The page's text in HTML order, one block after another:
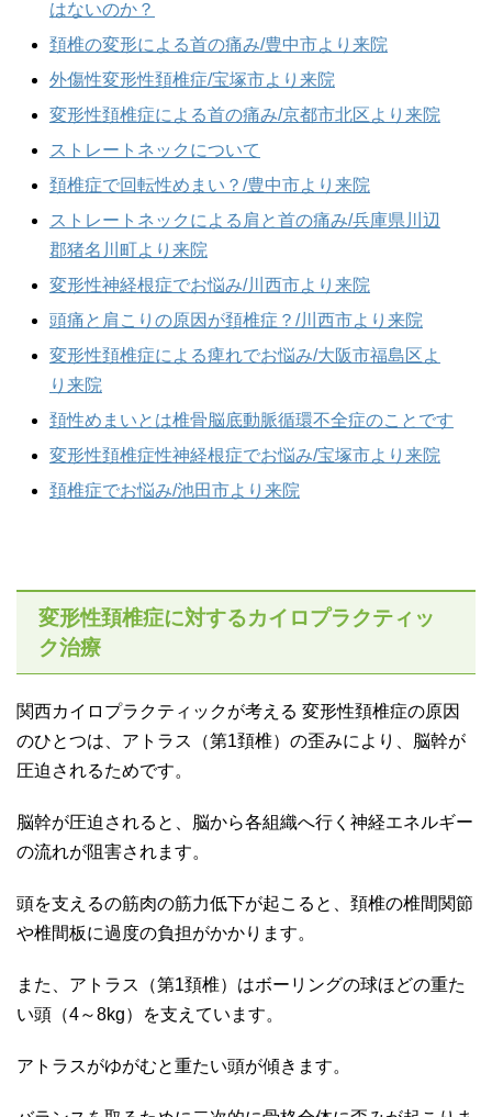
はないのか？
頚椎の変形による首の痛み/豊中市より来院
外傷性変形性頚椎症/宝塚市より来院
変形性頚椎症による首の痛み/京都市北区より来院
ストレートネックについて
頚椎症で回転性めまい？/豊中市より来院
ストレートネックによる肩と首の痛み/兵庫県川辺
郡猪名川町より来院
変形性神経根症でお悩み/川西市より来院
頭痛と肩こりの原因が頚椎症？/川西市より来院
変形性頚椎症による痺れでお悩み/大阪市福島区よ
り来院
頚性めまいとは椎骨脳底動脈循環不全症のことです
変形性頚椎症性神経根症でお悩み/宝塚市より来院
頚椎症でお悩み/池田市より来院
変形性頚椎症に対するカイロプラクティッ
ク治療
関西カイロプラクティックが考える 変形性頚椎症の原因
のひとつは、アトラス（第1頚椎）の歪みにより、脳幹が
圧迫されるためです。
脳幹が圧迫されると、脳から各組織へ行く神経エネルギー
の流れが阻害されます。
頭を支えるの筋肉の筋力低下が起こると、頚椎の椎間関節
や椎間板に過度の負担がかかります。
また、アトラス（第1頚椎）はボーリングの球ほどの重た
い頭（4～8kg）を支えています。
アトラスがゆがむと重たい頭が傾きます。